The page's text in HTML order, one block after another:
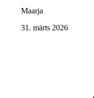
Maarja
31. märts 2026